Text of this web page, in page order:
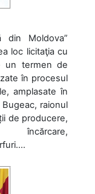
din Moldova”
loc licitaţia cu
un termen de
în procesul
amplasate în
raionul
de producere,